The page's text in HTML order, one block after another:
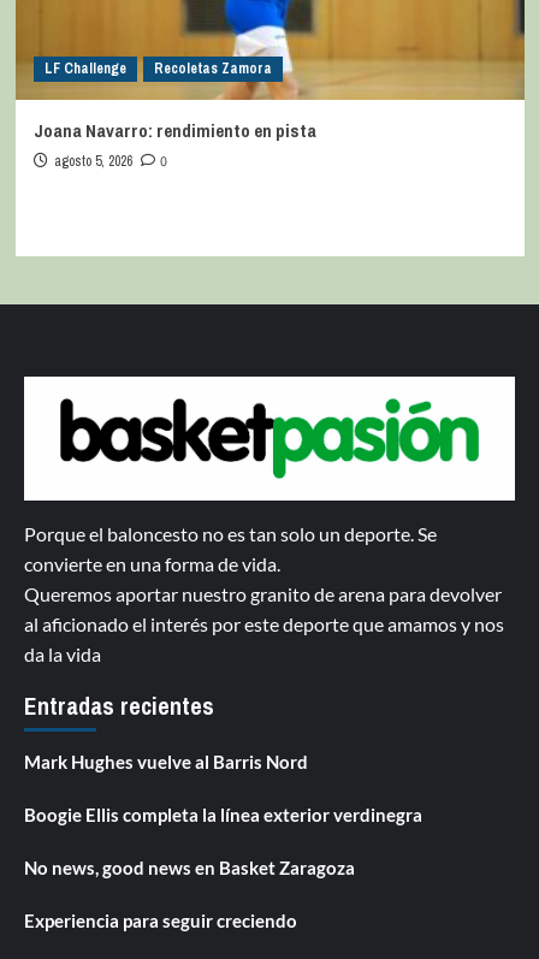
LF Challenge Recoletas Zamora
Joana Navarro: rendimiento en pista
agosto 5, 2026 0
Porque el baloncesto no es tan solo un deporte. Se
convierte en una forma de vida.
Queremos aportar nuestro granito de arena para devolver
al aficionado el interés por este deporte que amamos y nos
da la vida
Entradas recientes
Mark Hughes vuelve al Barris Nord
Boogie Ellis completa la línea exterior verdinegra
No news, good news en Basket Zaragoza
Experiencia para seguir creciendo